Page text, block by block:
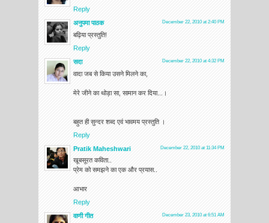
Reply
अनुपमा पाठक
December 22, 2010 at 2:40 PM
बढ़िया प्रस्तुति!
Reply
सदा
December 22, 2010 at 4:32 PM
वादा जब से किया उसने मिलने का,
मेरे जीने का थोड़ा सा, सामान कर दिया...।
बहुत ही सुन्‍दर शब्‍द एवं भावमय प्रस्‍तुति ।
Reply
Pratik Maheshwari
December 22, 2010 at 11:34 PM
खूबसूरत कविता..
प्रेम को समझने का एक और प्रयास..
आभार
Reply
वाणी गीत
December 23, 2010 at 6:51 AM